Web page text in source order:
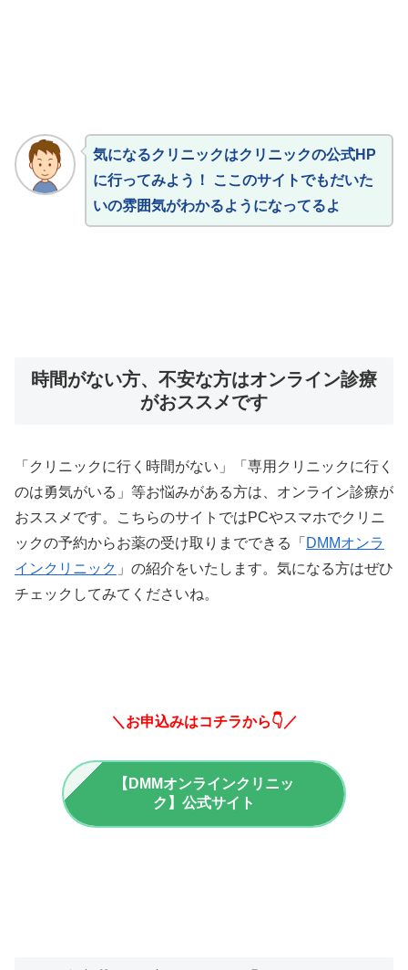
気になるクリニックはクリニックの公式HP
に行ってみよう！ ここのサイトでもだいた
いの雰囲気がわかるようになってるよ
時間がない方、不安な方はオンライン診療
がおススメです
「クリニックに行く時間がない」「専用クリニックに行く
のは勇気がいる」等お悩みがある方は、オンライン診療が
おススメです。こちらのサイトではPCやスマホでクリニ
ックの予約からお薬の受け取りまでできる「 DMMオンラ
インクリニック 」の紹介をいたします。気になる方はぜひ
チェックしてみてくださいね。
＼お申込みはコチラから👇／
【DMMオンラインクリニッ
ク】公式サイト